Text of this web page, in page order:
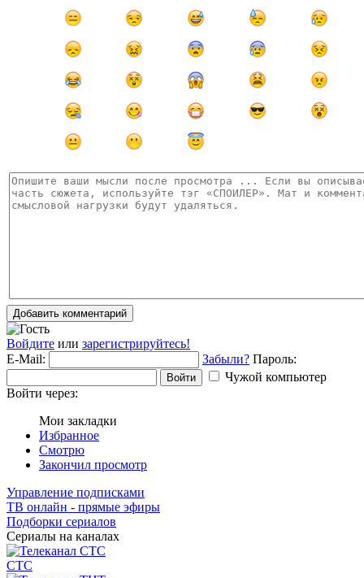
Добавить комментарий
Войдите или зарегистрируйтесь!
E-Mail:
Забыли? Пароль:
Войти
Чужой компьютер
Войти через:
Мои закладки
Избранное
Смотрю
Закончил просмотр
Управление подписками
ТВ онлайн - прямые эфиры
Подборки сериалов
Сериалы на каналах
СТС